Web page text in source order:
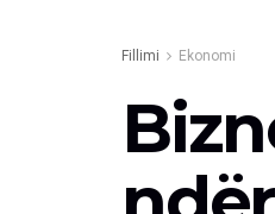
Fillimi Ekonomi